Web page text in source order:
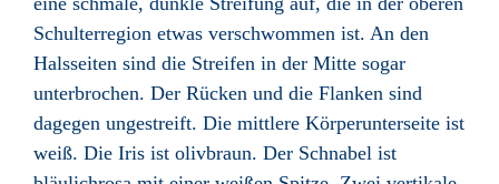
Schulterregion etwas verschwommen ist. An den
Halsseiten sind die Streifen in der Mitte sogar
unterbrochen. Der Rücken und die Flanken sind
dagegen ungestreift. Die mittlere Körperunterseite ist
weiß. Die Iris ist olivbraun. Der Schnabel ist